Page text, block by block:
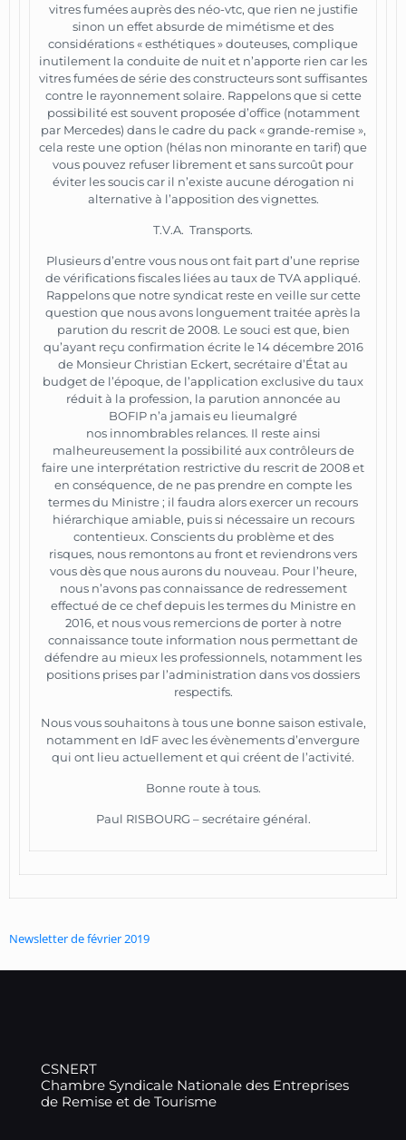
vitres fumées auprès des néo-vtc, que rien ne justifie
sinon un effet absurde de mimétisme et des
considérations « esthétiques » douteuses, complique
inutilement la conduite de nuit et n’apporte rien car les
vitres fumées de série des constructeurs sont suffisantes
contre le rayonnement solaire. Rappelons que si cette
possibilité est souvent proposée d’office (notamment
par Mercedes) dans le cadre du pack « grande-remise »,
cela reste une option (hélas non minorante en tarif) que
vous pouvez refuser librement et sans surcoût pour
éviter les soucis car il n’existe aucune dérogation ni
alternative à l’apposition des vignettes.
T.V.A. Transports.
Plusieurs d’entre vous nous ont fait part d’une reprise
de vérifications fiscales liées au taux de TVA appliqué.
Rappelons que notre syndicat reste en veille sur cette
question que nous avons longuement traitée après la
parution du rescrit de 2008. Le souci est que, bien
qu’ayant reçu confirmation écrite le 14 décembre 2016
de Monsieur Christian Eckert, secrétaire d’État au
budget de l’époque, de l’application exclusive du taux
réduit à la profession, la parution annoncée au
BOFIP n’a jamais eu lieumalgré
nos innombrables relances. Il reste ainsi
malheureusement la possibilité aux contrôleurs de
faire une interprétation restrictive du rescrit de 2008 et
en conséquence, de ne pas prendre en compte les
termes du Ministre ; il faudra alors exercer un recours
hiérarchique amiable, puis si nécessaire un recours
contentieux. Conscients du problème et des
risques, nous remontons au front et reviendrons vers
vous dès que nous aurons du nouveau. Pour l’heure,
nous n’avons pas connaissance de redressement
effectué de ce chef depuis les termes du Ministre en
2016, et nous vous remercions de porter à notre
connaissance toute information nous permettant de
défendre au mieux les professionnels, notamment les
positions prises par l’administration dans vos dossiers
respectifs.
Nous vous souhaitons à tous une bonne saison estivale,
notamment en IdF avec les évènements d’envergure
qui ont lieu actuellement et qui créent de l’activité.
Bonne route à tous.
Paul RISBOURG – secrétaire général.
Newsletter de février 2019
CSNERT
Chambre Syndicale Nationale des Entreprises
de Remise et de Tourisme